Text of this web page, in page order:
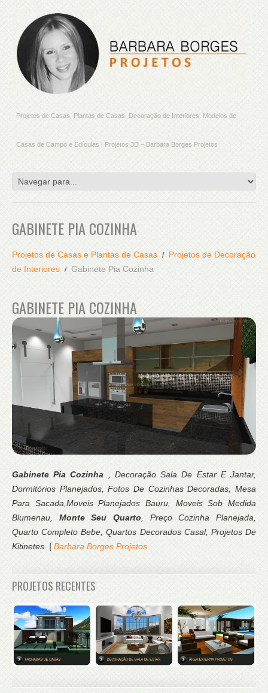
Projetos de Casas, Plantas de Casas. Decoração de Interiores. Modelos de
Casas de Campo e Edículas | Projetos 3D – Barbara Borges Projetos
GABINETE PIA COZINHA
Projetos de Casas e Plantas de Casas
Projetos de Decoração
de Interiores
Gabinete Pia Cozinha
GABINETE PIA COZINHA
Gabinete Pia Cozinha , Decoração Sala De Estar E Jantar,
Dormitórios Planejados, Fotos De Cozinhas Decoradas, Mesa
Para Sacada,Moveis Planejados Bauru, Moveis Sob Medida
Blumenau, Monte Seu Quarto, Preço Cozinha Planejada,
Quarto Completo Bebe, Quartos Decorados Casal, Projetos De
Kitinetes. | Barbara Borges Projetos
PROJETOS RECENTES